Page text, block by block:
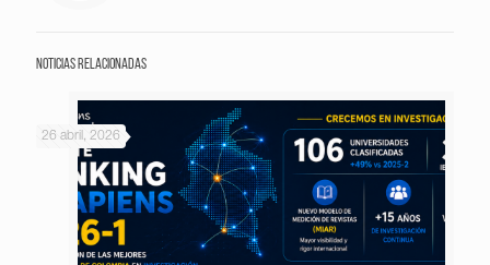
Noticias relacionadas
26 abril, 2026